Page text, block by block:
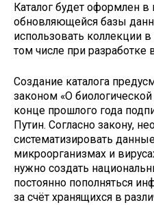
Каталог будет оформлен
обновляющейся базы
использовать коллекции
том числе при разработке
Создание каталога
законом «О
конце прошлого года
Путин. Согласно закону,
систематизировать
микроорганизмах и
нужно создать
постоянно пополняться
за счёт хранящихся в